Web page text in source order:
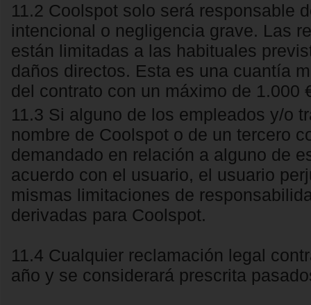
11.2 Coolspot solo será responsable
intencional o negligencia grave. Las
están limitadas a las habituales
daños directos. Esta es una cuantía
del contrato con un máximo de 1.000
11.3 Si alguno de los empleados y/o
nombre de Coolspot o de un tercero
demandado en relación a alguno de
acuerdo con el usuario, el usuario
mismas limitaciones de
derivadas para Coolspot.
11.4 Cualquier reclamación legal
año y se considerará prescrita